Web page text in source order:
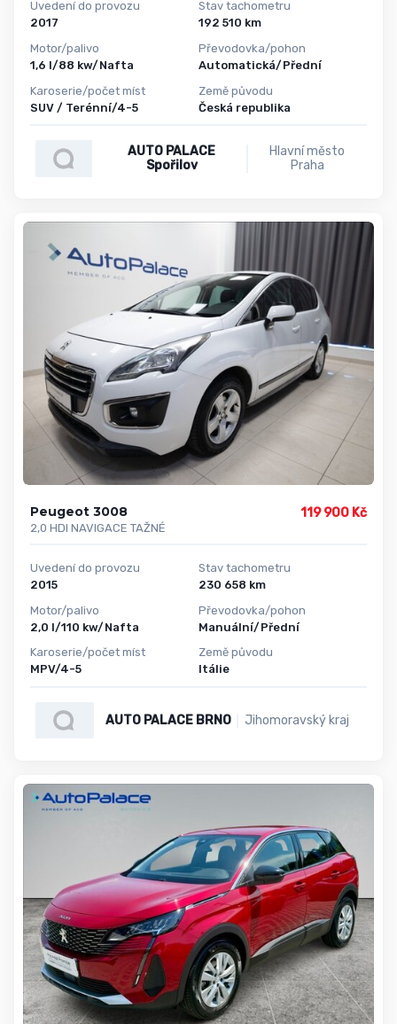
Uvedení do provozu
2017
Motor/palivo
1,6 l/88 kw/Nafta
Karoserie/počet míst
SUV / Terénní/4-5
Stav tachometru
192 510 km
Převodovka/pohon
Automatická/Přední
Země původu
Česká republika
AUTO PALACE
Spořilov
Hlavní město
Praha
Peugeot 3008
2,0 HDI NAVIGACE TAŽNÉ
119 900 Kč
Uvedení do provozu
2015
Motor/palivo
2,0 l/110 kw/Nafta
Karoserie/počet míst
MPV/4-5
Stav tachometru
230 658 km
Převodovka/pohon
Manuální/Přední
Země původu
Itálie
AUTO PALACE BRNO Jihomoravský kraj